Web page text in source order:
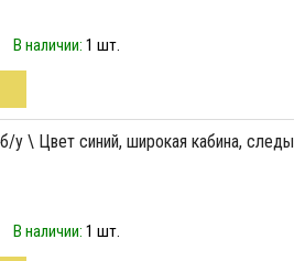
В наличии: 1 шт.
В наличии: 1 шт.